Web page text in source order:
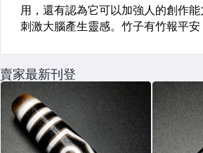
賣家最新刊登